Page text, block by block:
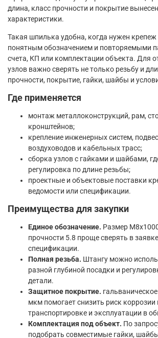
длина, класс прочности и покрытие
характеристики.
Такая шпилька удобна, когда нужен
понятным обозначением и повторяемыми
счета, КП или комплектации объекта. Для
узлов важно сверять не только резьбу и
прочности, покрытие, гайки, шайбы и
Где применяется
монтаж металлоконструкций, рам,
кронштейнов;
крепление инженерных систем,
воздуховодов и кабельных трасс;
сборка узлов с гайками и шайбами,
регулировка по длине резьбы;
проектные и объектовые поставки
ведомости или спецификации.
Преимущества для закупки
Единое обозначение. Размер
прочности 5.8 проще сверять в
спецификации.
Полная резьба. Штангу можно
разной глубиной посадки и
детали.
Защитное покрытие.
мкм помогает снизить риск коррозии
транспортировке и эксплуатации в
Комплектация под объект. По
подобрать совместимые гайки,